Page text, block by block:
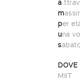
a
m
per
una
s
DOVE
MIIT